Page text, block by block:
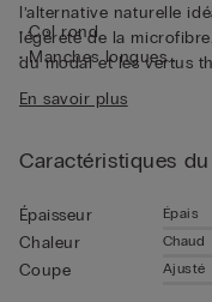
l’alternative naturelle
légèreté de la
du modal et les vertus
à manches longues
la température ou la
porter sous une veste
• Col rond
• Manches longues
• Le mannequin mesure
En savoir plus
Caractéristiques
Épaisseur Épais
Chaleur Chaud
Coupe Ajusté